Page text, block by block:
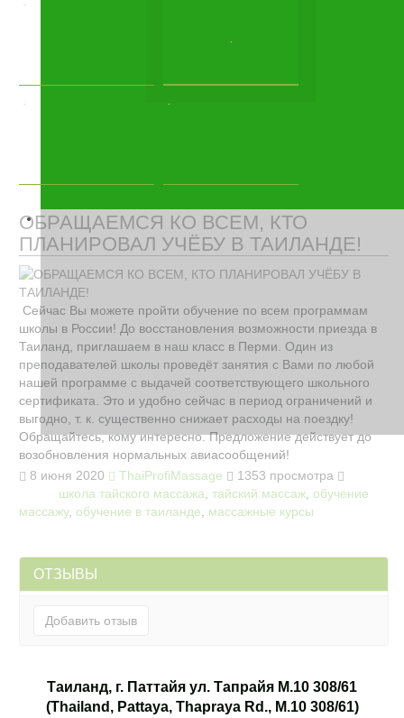
.
.
. .
ОБРАЩАЕМСЯ КО ВСЕМ, КТО
ПЛАНИРОВАЛ УЧЁБУ В ТАИЛАНДЕ!
Сейчас Вы можете пройти обучение по всем программам
школы в России! До восстановления возможности приезда в
Таиланд, приглашаем в наш класс в Перми. Один из
преподавателей школы проведёт занятия с Вами по любой
нашей программе с выдачей соответствующего школьного
сертификата. Это и удобно сейчас в период ограничений и
выгодно, т. к. существенно снижает расходы на поездку!
Обращайтесь, кому интересно. Предложение действует до
возобновления нормальных авиасообщений!
8 июня 2020
ThaiProfiMassage 1353 просмотра
школа тайского массажа, тайский массаж, обучение
массажу, обучение в таиланде, массажные курсы
ОТЗЫВЫ
Добавить отзыв
Таиланд, г. Паттайя ул. Тапрайя М.10 308/61
(Thailand, Pattaya, Thapraya Rd., M.10 308/61)